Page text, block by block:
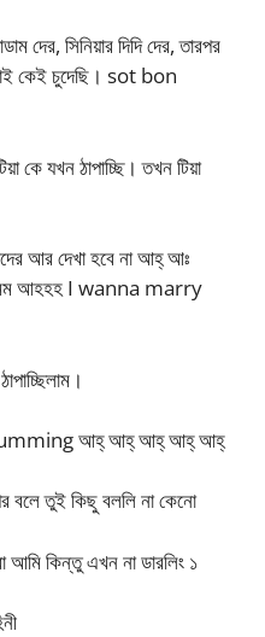
দের, সিনিয়ার দিদি দের, তারপর
কেই চুদেছি। sot bon
কে যখন ঠাপাচ্ছি। তখন টিয়া
আর দেখা হবে না আহ্ আঃ
আহহহ I wanna marry
আহ্ আহ্ আহ্ আহ্ আহ্
বলে তুই কিছু বললি না কেনো
কিন্তু এখন না ডারলিং ১